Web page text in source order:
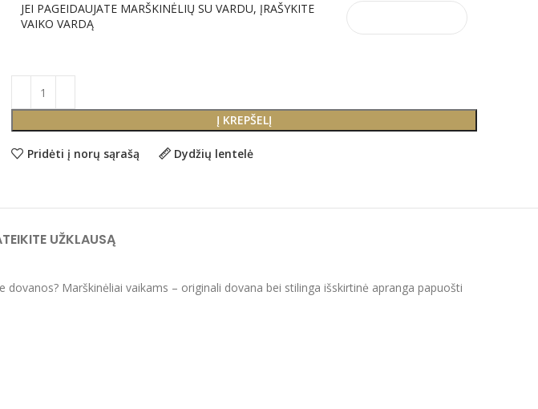
JEI PAGEIDAUJATE MARŠKINĖLIŲ SU VARDU, ĮRAŠYKITE
VAIKO VARDĄ
Į KREPŠELĮ
Pridėti į norų sąrašą Dydžių lentelė
UŽKLAUSĄ
Marškinėliai vaikams – originali dovana bei stilinga išskirtinė apranga papuošti